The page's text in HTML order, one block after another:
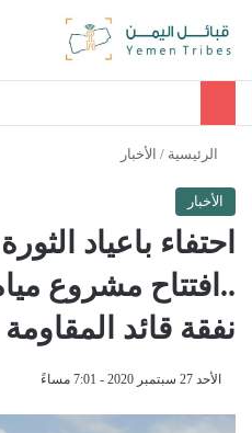
الرئيسية / الأخبار
الأخبار
احتفاء باعياد
..افتتاح مشروع
نفقة قائد
الأحد 27 سبتمبر 2020 - 7:01 مساءً